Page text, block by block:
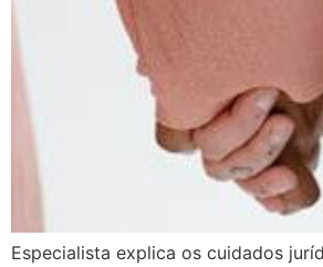
Especialista explica os cuidados